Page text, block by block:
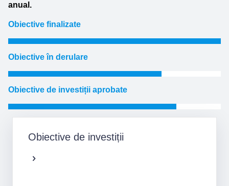
anual.
Obiective finalizate
Obiective în derulare
Obiective de investiții aprobate
Obiective de investiții